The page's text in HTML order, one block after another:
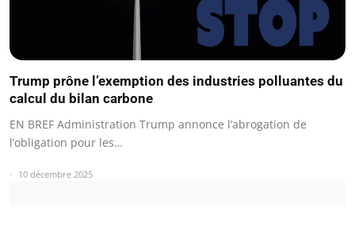
Trump prône l’exemption des industries polluantes du
calcul du bilan carbone
EN BREF Administration Trump annonce l’abrogation de
l’obligation pour les…
10 décembre 2025